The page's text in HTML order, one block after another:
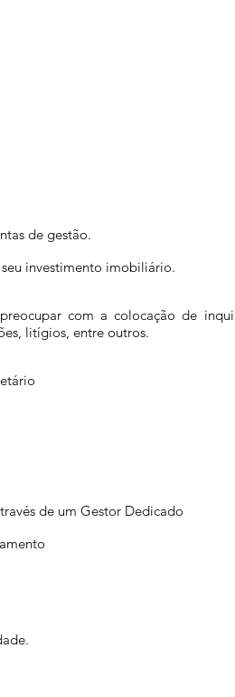
de gestão.
investimento imobiliário.
com a colocação de
litígios, entre outros.
de um Gestor Dedicado